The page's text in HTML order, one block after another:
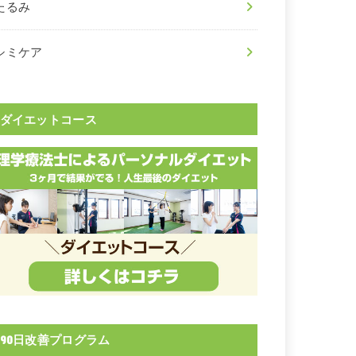
るみ
ミケア
ダイエットコース
90日改善プログラム